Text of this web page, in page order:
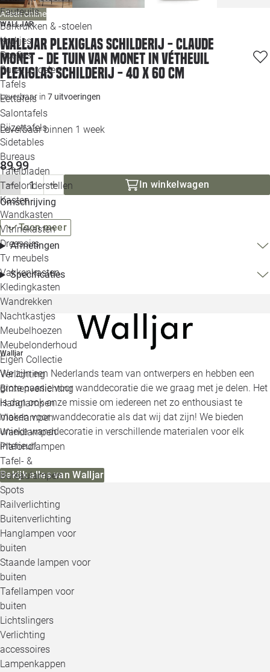
Fauteuils
Barkrukken & -stoelen
Krukjes
Poefjes
Bureaustoelen
Tafels
Eettafels
Salontafels
Bijzettafels
Sidetables
Bureaus
Tafelbladen
Tafelonderstellen
Kasten
Wandkasten
Vitrinekasten
Dressoirs
Tv meubels
Vakkenkasten
Kledingkasten
Wandrekken
Nachtkastjes
Meubelhoezen
Meubelonderhoud
Eigen Collectie
Verlichting
Binnenverlichting
Hanglampen
Vloerlampen
Wandlampen
Plafondlampen
Tafel- &
Bureaulampen
Spots
Railverlichting
Buitenverlichting
Hanglampen voor
buiten
Staande lampen voor
buiten
Tafellampen voor
buiten
Lichtslingers
Verlichting
accessoires
Lampenkappen
Alle
Alleen online
WALLJAR
Walljar plexiglas schilderij - Claude
Monet - De Tuin Van Monet In Vétheuil
Plexiglas schilderij - 40 x 60 cm
Leverbaar in 7 uitvoeringen
Leverbaar binnen 1 week
89,99
In winkelwagen
Omschrijving
Toon meer
Afmetingen
Specificaties
Walljar
We zijn een Nederlands team van ontwerpers en hebben een
grote passie voor wanddecoratie die we graag met je delen. Het
is dan ook onze missie om iedereen net zo enthousiast te
maken voor wanddecoratie als dat wij dat zijn! We bieden
unieke wanddecoratie in verschillende materialen voor elk
interieur!
Bekijk alles van Walljar